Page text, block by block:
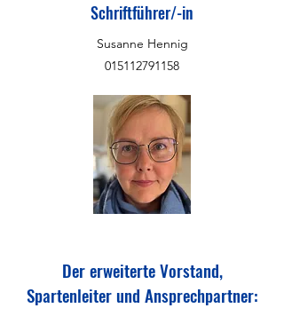
Schriftführer/-in
Susanne Hennig
015112791158
Der erweiterte Vorstand,
Spartenleiter und Ansprechpartner: